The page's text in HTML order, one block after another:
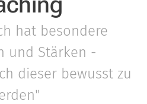
hat besondere
und Stärken -
dieser bewusst zu